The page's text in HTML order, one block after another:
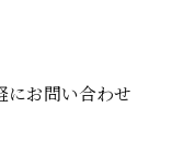
にお問い合わせ